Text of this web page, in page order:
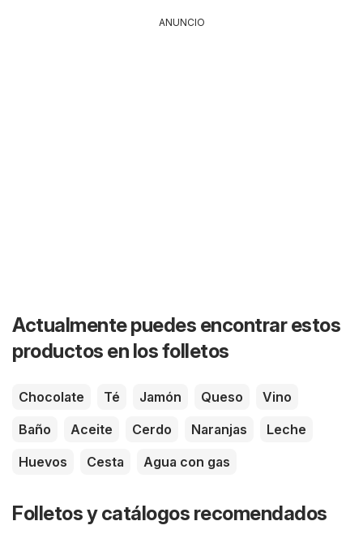
ANUNCIO
Actualmente puedes encontrar estos
productos en los folletos
Chocolate Té Jamón Queso
Vino
Baño
Aceite Cerdo Naranjas
Leche
Huevos
Cesta Agua con gas
Folletos y catálogos recomendados